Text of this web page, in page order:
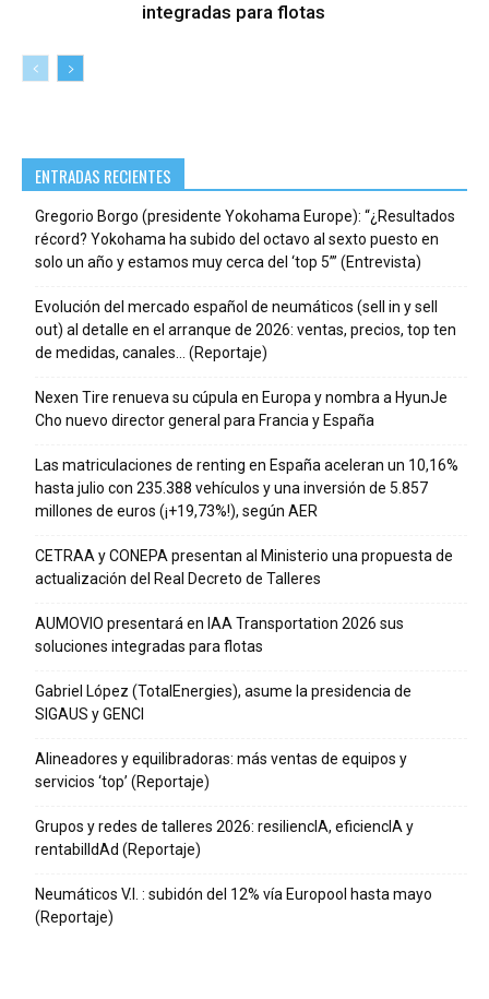
integradas para flotas
ENTRADAS RECIENTES
Gregorio Borgo (presidente Yokohama Europe): “¿Resultados
récord? Yokohama ha subido del octavo al sexto puesto en
solo un año y estamos muy cerca del ‘top 5’” (Entrevista)
Evolución del mercado español de neumáticos (sell in y sell
out) al detalle en el arranque de 2026: ventas, precios, top ten
de medidas, canales… (Reportaje)
Nexen Tire renueva su cúpula en Europa y nombra a HyunJe
Cho nuevo director general para Francia y España
Las matriculaciones de renting en España aceleran un 10,16%
hasta julio con 235.388 vehículos y una inversión de 5.857
millones de euros (¡+19,73%!), según AER
CETRAA y CONEPA presentan al Ministerio una propuesta de
actualización del Real Decreto de Talleres
AUMOVIO presentará en IAA Transportation 2026 sus
soluciones integradas para flotas
Gabriel López (TotalEnergies), asume la presidencia de
SIGAUS y GENCI
Alineadores y equilibradoras: más ventas de equipos y
servicios ‘top’ (Reportaje)
Grupos y redes de talleres 2026: resiliencIA, eficiencIA y
rentabilIdAd (Reportaje)
Neumáticos V.I. : subidón del 12% vía Europool hasta mayo
(Reportaje)